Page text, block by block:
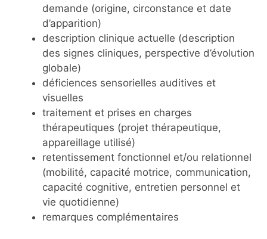
demande (origine, circonstance et date
d’apparition)
description clinique actuelle (description
des signes cliniques, perspective d’évolution
globale)
déficiences sensorielles auditives et
visuelles
traitement et prises en charges
thérapeutiques (projet thérapeutique,
appareillage utilisé)
retentissement fonctionnel et/ou relationnel
(mobilité, capacité motrice, communication,
capacité cognitive, entretien personnel et
vie quotidienne)
remarques complémentaires